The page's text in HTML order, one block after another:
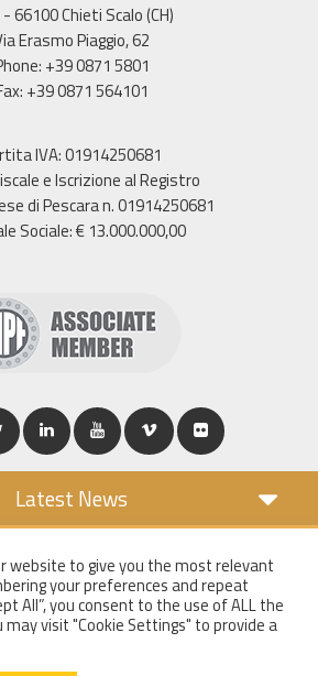
66100 Chieti Scalo (CH)
Erasmo Piaggio, 62
+39 0871 5801
+39 0871 564101
IVA: 01914250681
e Iscrizione al Registro
di Pescara n. 01914250681
Sociale: € 13.000.000,00
Latest News
COOKIES POLICY
PRIVACY POLICY
WT MAIL
website to give you the most relevant
your preferences and repeat
All”, you consent to the use of ALL the
may visit "Cookie Settings" to provide a